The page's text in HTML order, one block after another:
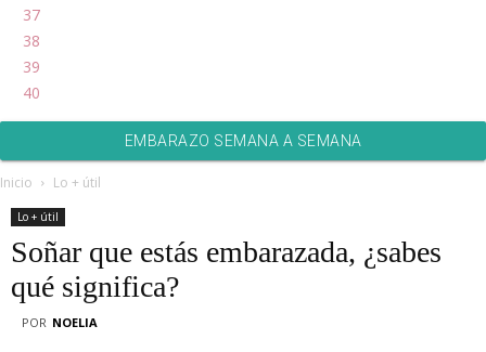
37
38
39
40
EMBARAZO SEMANA A SEMANA
Inicio Lo + útil
Lo + útil
Soñar que estás embarazada, ¿sabes
qué significa?
POR NOELIA